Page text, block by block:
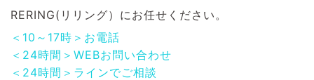
RERING(リリング）にお任せください。
＜10～17時＞お電話
＜24時間＞WEBお問い合わせ
＜24時間＞ラインでご相談